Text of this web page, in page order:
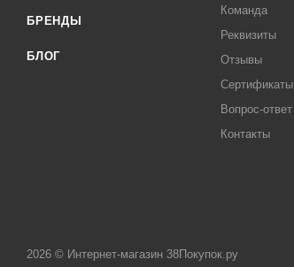
БРЕНДЫ
БЛОГ
Команда
Реквизиты
Отзывы
Сертификаты
Вопрос-ответ
Контакты
2026 © Интернет-магазин 38Покупок.ру